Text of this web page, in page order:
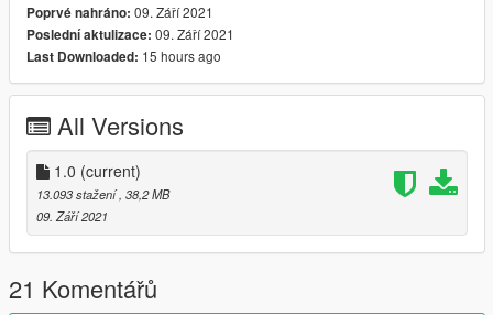
Poprvé nahráno: 09. Září 2021
Poslední aktulizace: 09. Září 2021
Last Downloaded: 15 hours ago
All Versions
1.0 (current)
13.093 stažení , 38,2 MB
09. Září 2021
21 Komentářů